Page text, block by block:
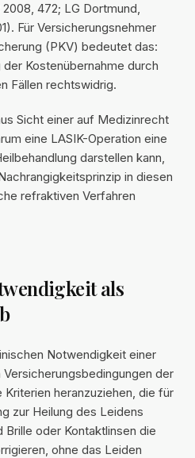
472; LG Dortmund,
Für Versicherungsnehmer
(PKV) bedeutet das:
Kostenübernahme durch
Fällen rechtswidrig.
Sicht einer auf Medizinrecht
eine LASIK-Operation eine
darstellen kann,
in diesen
refraktiven Verfahren
als
Notwendigkeit einer
Versicherungsbedingungen der
heranzuziehen, die für
zur Heilung des Leidens
oder Kontaktlinsen die
ohne das Leiden